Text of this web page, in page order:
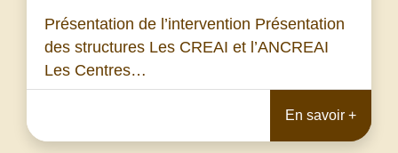
Présentation de l’intervention Présentation
des structures Les CREAI et l’ANCREAI
Les Centres…
En savoir +